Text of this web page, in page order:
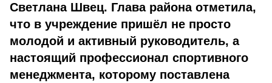
Светлана Швец. Глава района отметила,
что в учреждение пришёл не просто
молодой и активный руководитель, а
настоящий профессионал спортивного
менеджмента, которому поставлена